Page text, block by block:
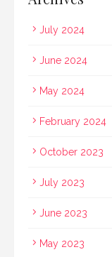
July 2024
June 2024
May 2024
February 2024
October 2023
July 2023
June 2023
May 2023